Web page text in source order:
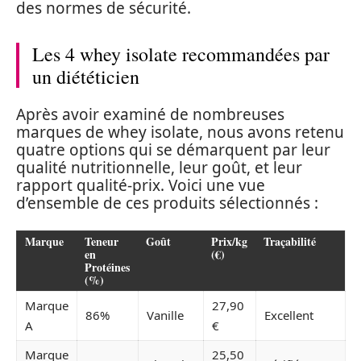
des normes de sécurité.
Les 4 whey isolate recommandées par
un diététicien
Après avoir examiné de nombreuses
marques de whey isolate, nous avons retenu
quatre options qui se démarquent par leur
qualité nutritionnelle, leur goût, et leur
rapport qualité-prix. Voici une vue
d’ensemble de ces produits sélectionnés :
Marque Teneur
en
Protéines
(%)
Goût Prix/kg
(€)
Traçabilité
Marque
A
86% Vanille
27,90
€
Excellent
Marque 25,50